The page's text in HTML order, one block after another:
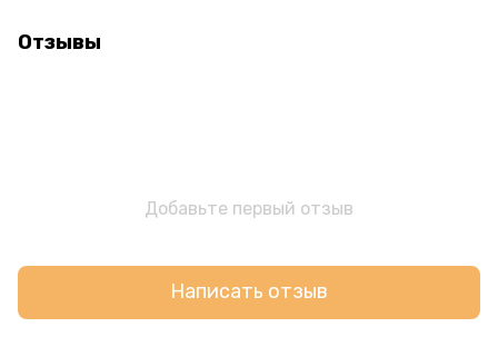
Отзывы
Добавьте первый отзыв
Написать отзыв